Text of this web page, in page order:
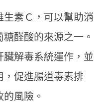
素Ｃ，可以幫助消
醛酸的來源之一。
臟解毒系統運作，並
，促進腸道毒素排
風險。